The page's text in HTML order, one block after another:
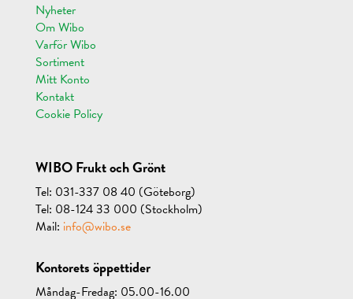
Nyheter
Om Wibo
Varför Wibo
Sortiment
Mitt Konto
Kontakt
Cookie Policy
WIBO Frukt och Grönt
Tel: 031-337 08 40 (Göteborg)
Tel: 08-124 33 000 (Stockholm)
Mail: info@wibo.se
Kontorets öppettider
Måndag-Fredag: 05.00-16.00